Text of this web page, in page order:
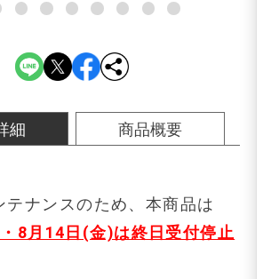
細 商品概要
テナンスのため、本商品は
8月14日(金)は終日受付停止